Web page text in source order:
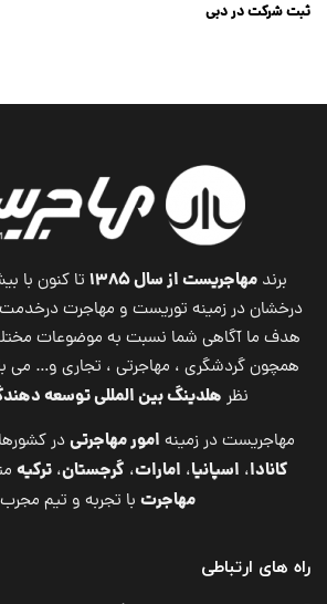
ثبت شرکت در دبی
برندمهاجریست از سال ۱۳۸۵
درخشان در زمینه توریست و مهاجرت
هدف ما آگاهی شما نسبت به موضوعات
همچون گردشگری ، مهاجرتی ، تجاری و… می
نظر هلدینگ بین المللی توسعه
مهاجریست در زمینه امور مهاجرتیدر
کانادا، اسپانیا، امارات، گرجستان، ترکیه
مهاجرت با تجربه و تیم
راه های ارتباطی